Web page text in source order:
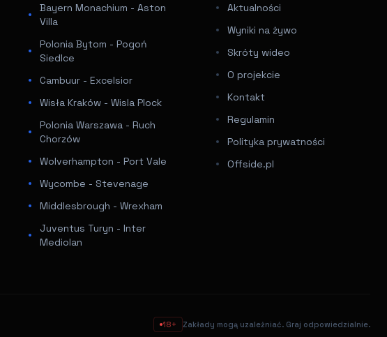
Bayern Monachium - Aston
Villa
Polonia Bytom - Pogoń
Siedlce
Cambuur - Excelsior
Wisła Kraków - Wisla Plock
Polonia Warszawa - Ruch
Chorzów
Wolverhampton - Port Vale
Wycombe - Stevenage
Middlesbrough - Wrexham
Juventus Turyn - Inter
Mediolan
Aktualności
Wyniki na żywo
Skróty wideo
O projekcie
Kontakt
Regulamin
Polityka prywatności
Offside.pl
18+ Zakłady mogą uzależniać. Graj odpowiedzialnie.